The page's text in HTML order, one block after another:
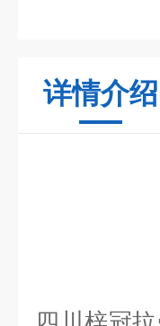
详情介绍